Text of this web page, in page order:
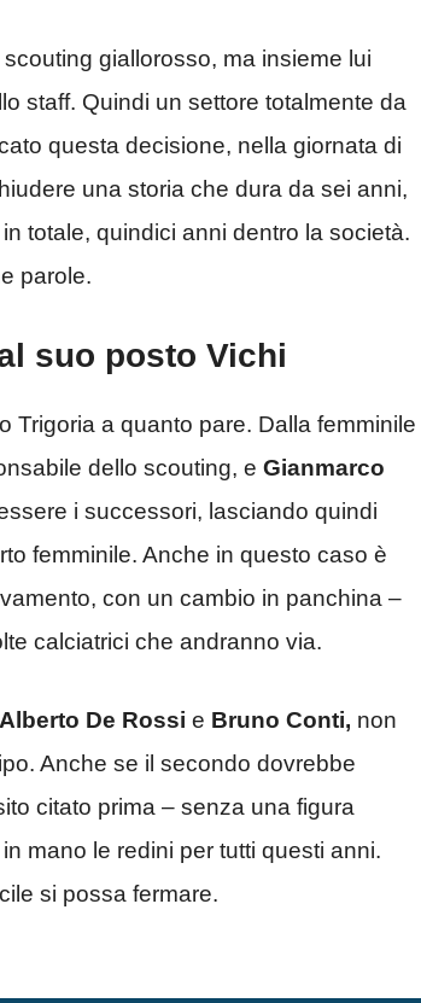
giallorosso, ma insieme lui
staff. Quindi un settore totalmente da
questa decisione, nella giornata di
una storia che dura da sei anni,
totale, quindici anni dentro la società.
parole.
suo posto Vichi
Trigoria a quanto pare. Dalla femminile
dello scouting, e Gianmarco
i successori, lasciando quindi
femminile. Anche in questo caso è
con un cambio in panchina –
calciatrici che andranno via.
Alberto De Rossi e Bruno Conti, non
Anche se il secondo dovrebbe
citato prima – senza una figura
mano le redini per tutti questi anni.
si possa fermare.